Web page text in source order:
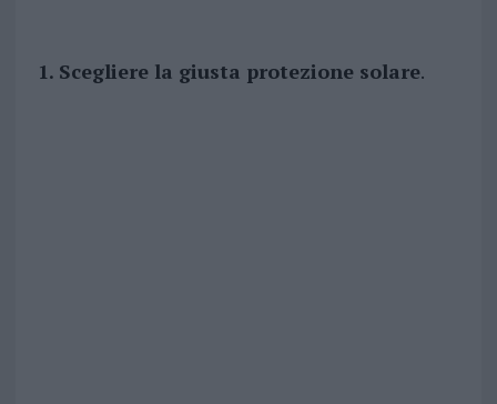
1. Scegliere la giusta protezione solare.